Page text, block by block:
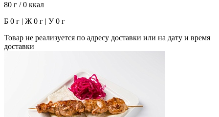
80 г / 0 ккал
Б 0 г | Ж 0 г | У 0 г
Товар не реализуется по адресу доставки или на дату и время
доставки